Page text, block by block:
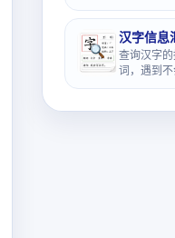
汉字信息
查询汉字
词，遇到不